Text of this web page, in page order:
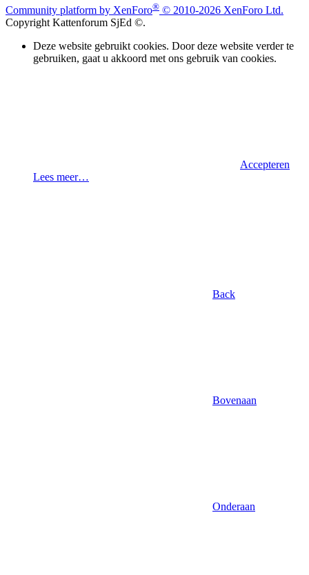
Community platform by XenForo® © 2010-2026 XenForo Ltd.
Copyright Kattenforum SjEd ©.
Deze website gebruikt cookies. Door deze website verder te
gebruiken, gaat u akkoord met ons gebruik van cookies.
Accepteren
Lees meer…
Back
Bovenaan
Onderaan